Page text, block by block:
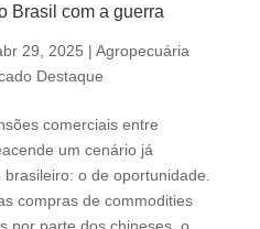
Brasil com a guerra
29, 2025 | Agropecuária
Destaque
comerciais entre
um cenário já
o de oportunidade.
compras de commodities